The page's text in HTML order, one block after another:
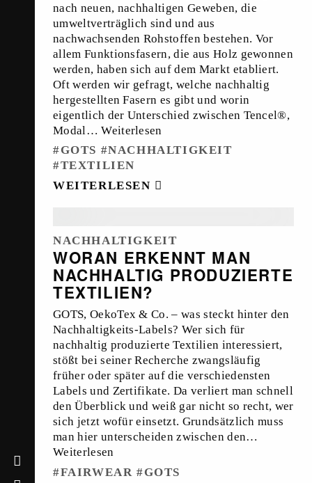
nach neuen, nachhaltigen Geweben, die
umweltverträglich sind und aus
nachwachsenden Rohstoffen bestehen. Vor
allem Funktionsfasern, die aus Holz gewonnen
werden, haben sich auf dem Markt etabliert.
Oft werden wir gefragt, welche nachhaltig
hergestellten Fasern es gibt und worin
eigentlich der Unterschied zwischen Tencel®,
Modal…Weiterlesen
GOTS
NACHHALTIGKEIT
TEXTILIEN
WEITERLESEN
NACHHALTIGKEIT
WORAN ERKENNT MAN
NACHHALTIG PRODUZIERTE
TEXTILIEN?
GOTS, OekoTex & Co. – was steckt hinter den
Nachhaltigkeits-Labels? Wer sich für
nachhaltig produzierte Textilien interessiert,
stößt bei seiner Recherche zwangsläufig
früher oder später auf die verschiedensten
Labels und Zertifikate. Da verliert man schnell
den Überblick und weiß gar nicht so recht, wer
sich jetzt wofür einsetzt. Grundsätzlich muss
man hier unterscheiden zwischen den…
Weiterlesen
FAIRWEAR
GOTS